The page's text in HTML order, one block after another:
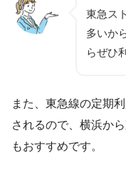
東急ス
多いか
らぜひ
また、東急線の定期
されるので、横浜か
もおすすめです。